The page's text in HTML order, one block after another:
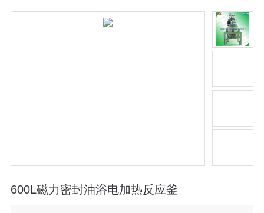
600L磁力密封油浴电加热反应釜